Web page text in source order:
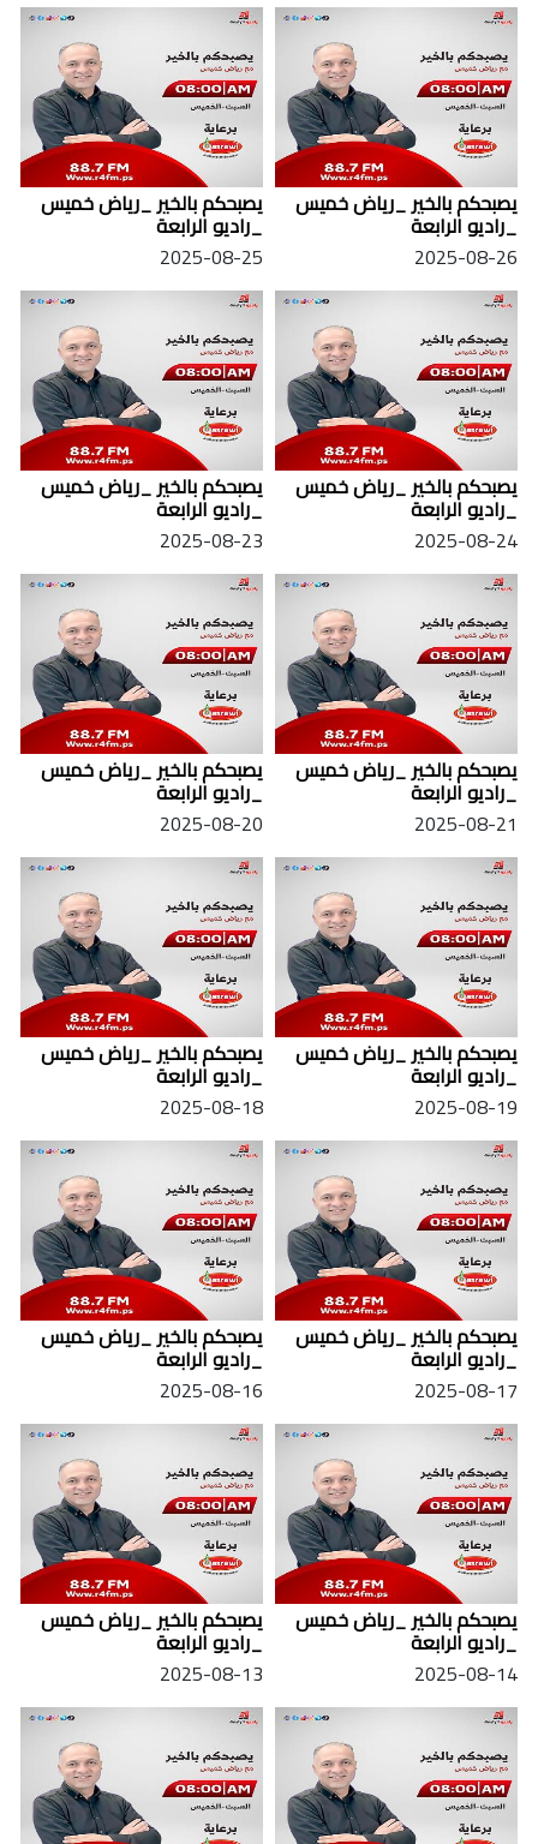
يصبحكم بالخير _رياض خميس
_راديو الرابعة
2025-08-26
يصبحكم بالخير _رياض خميس
_راديو الرابعة
2025-08-25
يصبحكم بالخير _رياض خميس
_راديو الرابعة
2025-08-24
يصبحكم بالخير _رياض خميس
_راديو الرابعة
2025-08-23
يصبحكم بالخير _رياض خميس
_راديو الرابعة
2025-08-21
يصبحكم بالخير _رياض خميس
_راديو الرابعة
2025-08-20
يصبحكم بالخير _رياض خميس
_راديو الرابعة
2025-08-19
يصبحكم بالخير _رياض خميس
_راديو الرابعة
2025-08-18
يصبحكم بالخير _رياض خميس
_راديو الرابعة
2025-08-17
يصبحكم بالخير _رياض خميس
_راديو الرابعة
2025-08-16
يصبحكم بالخير _رياض خميس
_راديو الرابعة
2025-08-14
يصبحكم بالخير _رياض خميس
_راديو الرابعة
2025-08-13